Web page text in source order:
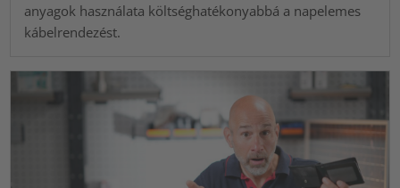
anyagok használata költséghatékonyabbá a napelemes
kábelrendezést.